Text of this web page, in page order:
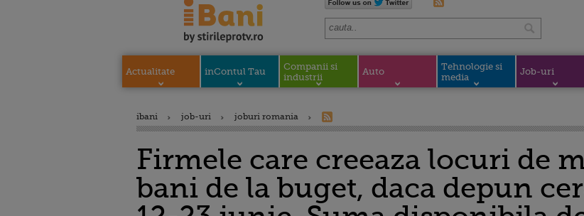
Actualitate inContul Tau
Companii si
industrii
Auto
Tehnologie si
media
Job-uri
ibani job-uri joburi romania
Firmele care creeaza locuri de
bani de la buget, daca depun